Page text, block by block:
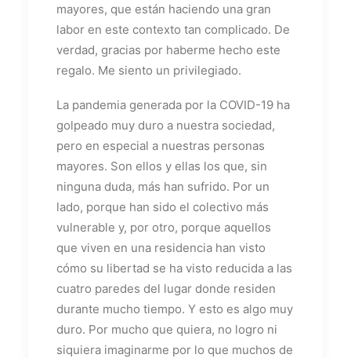
mayores, que están haciendo una gran
labor en este contexto tan complicado. De
verdad, gracias por haberme hecho este
regalo. Me siento un privilegiado.
La pandemia generada por la COVID-19 ha
golpeado muy duro a nuestra sociedad,
pero en especial a nuestras personas
mayores. Son ellos y ellas los que, sin
ninguna duda, más han sufrido. Por un
lado, porque han sido el colectivo más
vulnerable y, por otro, porque aquellos
que viven en una residencia han visto
cómo su libertad se ha visto reducida a las
cuatro paredes del lugar donde residen
durante mucho tiempo. Y esto es algo muy
duro. Por mucho que quiera, no logro ni
siquiera imaginarme por lo que muchos de